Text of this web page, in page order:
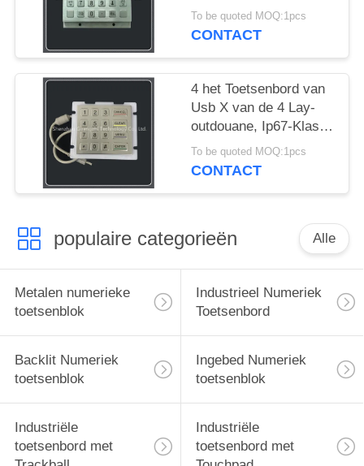
het Douanetoetsenbord
voor
To be quoted MOQ:1pcs
CONTACT
4 het Toetsenbord van
Usb X van de 4 Lay-
outdouane, Ip67-Klasse
16 Zeer belangrijk
Waterdicht Toetsenbord
To be quoted MOQ:1pcs
CONTACT
populaire categorieën Alle
Metalen numerieke
toetsenblok
Industrieel Numeriek
Toetsenbord
Backlit Numeriek
toetsenblok
Ingebed Numeriek
toetsenblok
Industriële
toetsenbord met
Industriële
toetsenbord met